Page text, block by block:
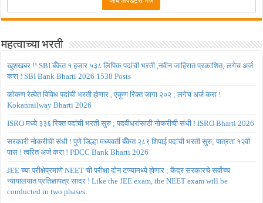
महत्वाच्या भरती
खुशखबर !! SBI बँकेत १ हजार ५३८ लिपिक पदांची भरती ,नवीन जाहिरात प्रकाशित; लगेच अर्ज
करा ! SBI Bank Bharti 2026 1538 Posts
कोकण रेल्वेत विविध पदांची भरती होणार , एकूण रिक्त जागा २०२ ; लगेच अर्ज करा !
Kokanrailway Bharti 2026
ISRO मध्ये ३३६ रिक्त पदांची भरती सुरु ; पदवीधरांसाठी नोकरीची संधी ! ISRO Bharti 2026
सरकारी नोकरीची संधी ! पुणे जिल्हा मध्यवर्ती बँकेत २८९ शिपाई पदांची भरती सुरु; पात्रता १२वी
पास ! त्वरित अर्ज करा ! PDCC Bank Bharti 2026
JEE च्या परीक्षेप्रमाणे NEET ची परीक्षा दोन टप्प्यामध्ये होणार ; केंद्र सरकारचे सर्वोच्च
न्यायालयात प्रतिज्ञापत्र सादर ! Like the JEE exam, the NEET exam will be
conducted in two phases.